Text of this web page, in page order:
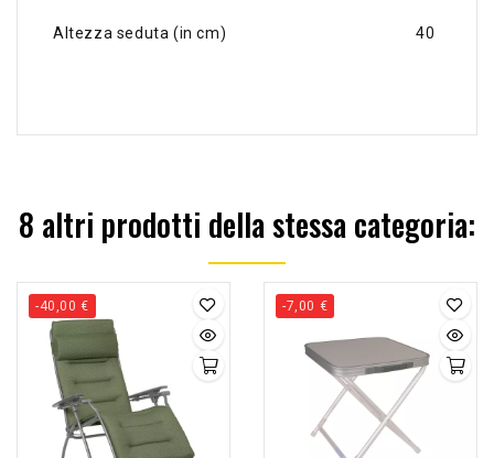
Altezza seduta (in cm) 40
8 altri prodotti della stessa categoria:
-40,00 € -7,00 €